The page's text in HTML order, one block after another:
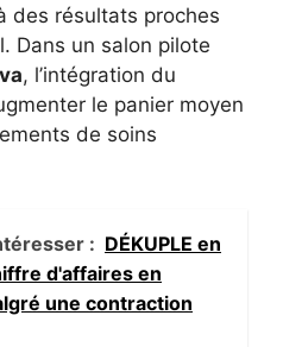
des résultats proches
Dans un salon pilote
, l’intégration du
le panier moyen
de soins
: DÉKUPLE en
d'affaires en
une contraction